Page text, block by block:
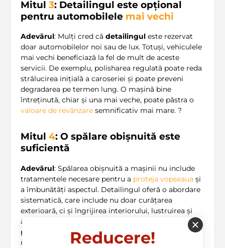
Mitul 3: Detailingul este opțional
pentru automobilele mai vechi
Adevărul: Mulți cred că detailingul este rezervat
doar automobilelor noi sau de lux. Totuși, vehiculele
mai vechi beneficiază la fel de mult de aceste
servicii. De exemplu, polisharea regulată poate reda
strălucirea inițială a caroseriei și poate preveni
degradarea pe termen lung. O mașină bine
întreținută, chiar și una mai veche, poate păstra o
valoare de revânzare semnificativ mai mare. ?
Mitul 4: O spălare obișnuită este
suficientă
Adevărul: Spălarea obișnuită a mașinii nu include
tratamentele necesare pentru a proteja vopseaua și
a îmbunătăți aspectul. Detailingul oferă o abordare
sistematică, care include nu doar curățarea
exterioară, ci și îngrijirea interiorului, lustruirea și
aplicarea de ceruri și sealants. Aceste tratamente
protejează împotriva intemperiilor și poluării,
menținând nu doar aspectul exterior, ci și
Reducere!